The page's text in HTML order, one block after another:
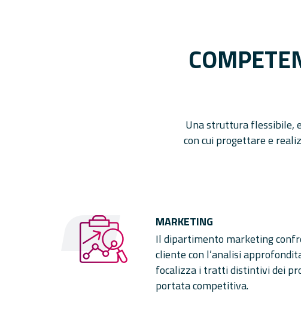
Una struttura flessibile,
con cui progettare e
MARKETING
Il dipartimento marketing
cliente con l’analisi
focalizza i tratti distintivi dei
portata competitiva.